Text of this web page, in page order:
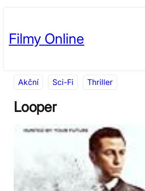
obsah
content
Filmy Online
Akční Sci-Fi Thriller
Looper